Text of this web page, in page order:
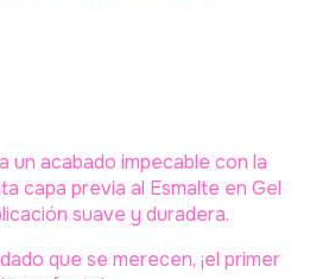
un acabado impecable con la
capa previa al Esmalte en Gel
suave y duradera.
que se merecen, ¡el primer